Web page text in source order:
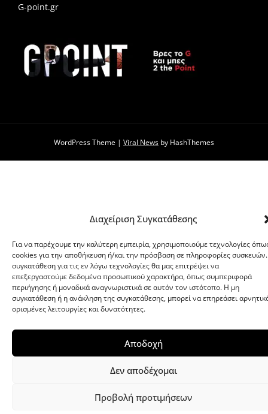
Διαχείριση Συγκατάθεσης
Για να παρέχουμε την καλύτερη εμπειρία, χρησιμοποιούμε τεχνολογίες
cookies για την αποθήκευση ή/και την πρόσβαση σε πληροφορίες
συγκατάθεση για τις εν λόγω τεχνολογίες θα μας επιτρέψει να
επεξεργαστούμε δεδομένα προσωπικού χαρακτήρα, όπως συμπεριφορά
περιήγησης ή μοναδικά αναγνωριστικά σε αυτόν τον ιστότοπο. Η μη
συγκατάθεση ή η ανάκληση της συγκατάθεσης, μπορεί να επηρεάσει
ορισμένες λειτουργίες και δυνατότητες.
Αποδοχή
Δεν αποδέχομαι
Προβολή προτιμήσεων
G-point.gr
WordPress Theme | Viral News by HashThemes